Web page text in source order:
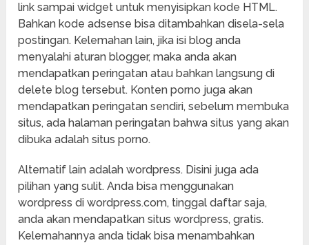
link sampai widget untuk menyisipkan kode HTML.
Bahkan kode adsense bisa ditambahkan disela-sela
postingan. Kelemahan lain, jika isi blog anda
menyalahi aturan blogger, maka anda akan
mendapatkan peringatan atau bahkan langsung di
delete blog tersebut. Konten porno juga akan
mendapatkan peringatan sendiri, sebelum membuka
situs, ada halaman peringatan bahwa situs yang akan
dibuka adalah situs porno.
Alternatif lain adalah wordpress. Disini juga ada
pilihan yang sulit. Anda bisa menggunakan
wordpress di wordpress.com, tinggal daftar saja,
anda akan mendapatkan situs wordpress, gratis.
Kelemahannya anda tidak bisa menambahkan